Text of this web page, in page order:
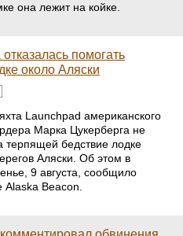
она лежит на койке.
помогать
около Аляски
Launchpad американского
Марка Цукерберга не
терпящей бедствие лодке
Аляски. Об этом в
9 августа, сообщило
Alaska Beacon.